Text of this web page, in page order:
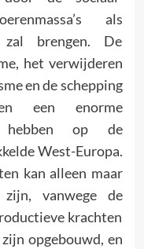
als
brengen. De
het verwijderen
en de schepping
een enorme
hebben op de
West-Europa.
kan alleen maar
vanwege de
krachten
opgebouwd, en